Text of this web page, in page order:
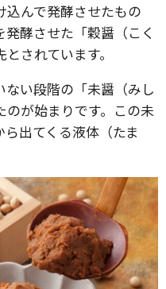
込んで発酵させたもの
酵させた「穀醤（こく
されています。
い段階の「未醤（みし
のが始まりです。この未
出てくる液体（たま